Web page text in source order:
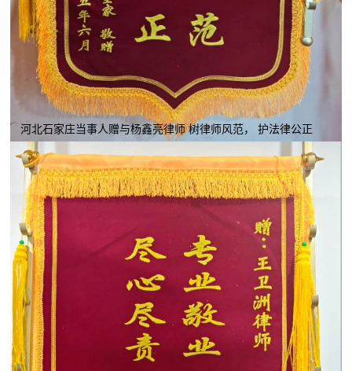
河北石家庄当事人赠与杨鑫亮律师 树律师风范， 护法律公正